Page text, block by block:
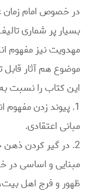
در خصوص امام زمان
بسیار پر شماری
مهدویت نیز مفهوم
موضوع هم آثار
این کتاب را نسبت
1. پیوند زدن مفهوم
مبانی اعتقادی.
2. در گیر کردن
مبنایی و اساسی در
ظهور و فرج اهل